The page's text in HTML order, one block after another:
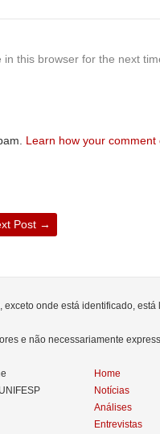
this browser for the next
Learn how your
Post →
exceto onde está identificado,
e não necessariamente
Home
Notícias
Análises
Entrevistas